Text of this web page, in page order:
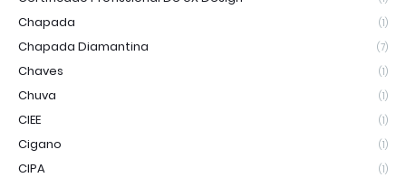
Chapada (1)
Chapada Diamantina (7)
Chaves (1)
Chuva (1)
CIEE (1)
Cigano (1)
CIPA (1)